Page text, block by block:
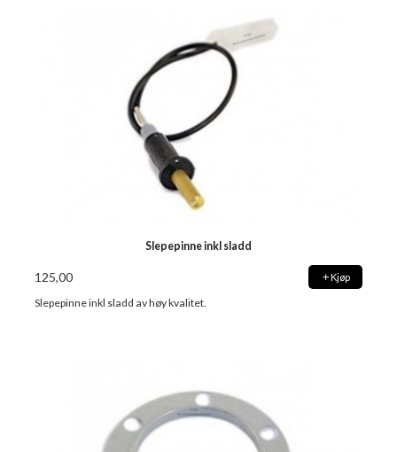
Slepepinne inkl sladd
125,00 Kjøp
Slepepinne inkl sladd av høy kvalitet.